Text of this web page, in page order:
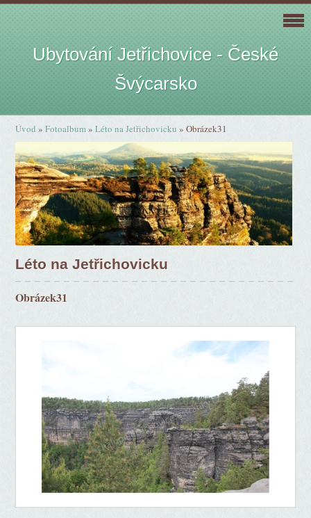
Ubytování Jetřichovice - České
Švýcarsko
Úvod »Fotoalbum»Léto na Jetřichovicku »Obrázek31
Léto na Jetřichovicku
Obrázek31